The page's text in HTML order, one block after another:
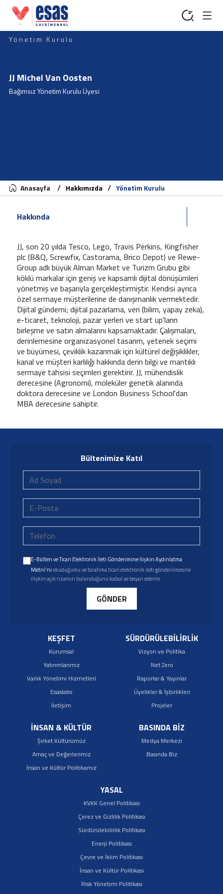
Yönetim Kurulu
JJ Michel Van Oosten
Bağımsız Yönetim Kurulu Üyesi
Anasayfa Hakkımızda Yönetim Kurulu
Hakkında
JJ, son 20 yılda Tesco, Lego, Travis Perkins, Kingfisher
plc (B&Q, Screwfix, Castorama, Brico Depot) ve Rewe-
Group adlı büyük Alman Market ve Turizm Grubu gibi
köklü markalar için geniş ve kapsamlı dijital dönüşümleri
yönetmiş ve başarıyla gerçekleştirmiştir. Kendisi ayrıca
özel sermaye müşterilerine de danışmanlık vermektedir.
Dijital gündemi; dijital pazarlama, veri (bilim, yapay zeka),
e-ticaret, teknoloji, pazar yerleri ve start up'ların
birleşme ve satın almalarını kapsamaktadır. Çalışmaları,
derinlemesine organizasyonel tasarım, yetenek seçimi
ve büyümesi, çeviklik kazanmak için kültürel değişiklikler,
kanal ve müşteri karlılığı hakkında derin bilgi ve mantıklı
sermaye tahsisi seçimleri gerektirir. JJ, mühendislik
derecesine (Agronomi), moleküler genetik alanında
doktora derecesine ve London Business School'dan
MBA derecesine sahiptir.
Bültenimize Katıl
E-Bülten ve Ticari Elektronik İleti Gönderimine İlişkin Aydınlatma
Metni'niokuduğumu ve tarafıma ticari elektronik ileti gönderilmesine
ilişkin açık rızamın bulunduğunu kabul ve beyan ederim.
GÖNDER
KEŞFET
Kurumsal
Yatırımlarımız
Varlık Yönetimi Hizmetleri
Esaslabs
İletişim
SÜRDÜRÜLEBİLİRLİK
Vizyon ve Politika
Net Zero
Raporlar & Yayınlar
Üyelikler & İşbirlikleri
Projeler
İNSAN & KÜLTÜR
Şirket Kültürümüz
Amaç ve Değerlerimiz
İnsan ve Kültür Politikamız
BASINDA BİZ
Medya Merkezi
Basında Biz
YASAL
KVKK Genel Politikası
Çerez ve Gizlilik Politikası
Sürdürülebilirlik Politikası
Enerji Politikası
Çevre ve İklim Politikası
İnsan ve Kültür Politikası
Risk Yönetimi Politikası